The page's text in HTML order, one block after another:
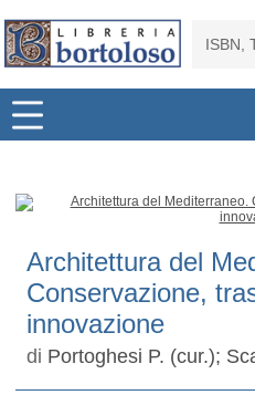
Architettura del
Conservazione,
innovazione
di Portoghesi P. (cur.);